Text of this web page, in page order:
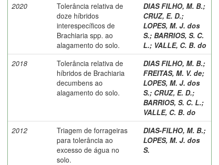
2020
Tolerância relativa de
doze híbridos
interespecíficos de
Brachiaria spp. ao
alagamento do solo.
DIAS FILHO, M. B.;
CRUZ, E. D.;
LOPES, M. J. dos
S.; BARRIOS, S. C.
L.; VALLE, C. B. do
2018
Tolerância relativa de
híbridos de Brachiaria
decumbens ao
alagamento do solo.
DIAS FILHO, M. B.;
FREITAS, M. V. de;
LOPES, M. J. dos
S.; CRUZ, E. D.;
BARRIOS, S. C. L.;
VALLE, C. B. do
2012
Triagem de forrageiras
para tolerância ao
excesso de água no
solo.
DIAS-FILHO, M. B.;
LOPES, M. J. dos
S.